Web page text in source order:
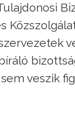
veszik